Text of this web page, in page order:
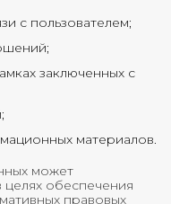
с пользователем;
заключенных с
материалов.
может
целях обеспечения
правовых